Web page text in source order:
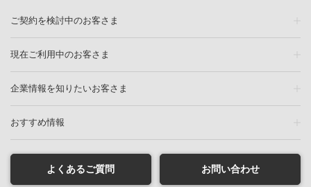
ご契約を検討中のお客さま
現在ご利用中のお客さま
企業情報を知りたいお客さま
おすすめ情報
よくあるご質問 お問い合わせ